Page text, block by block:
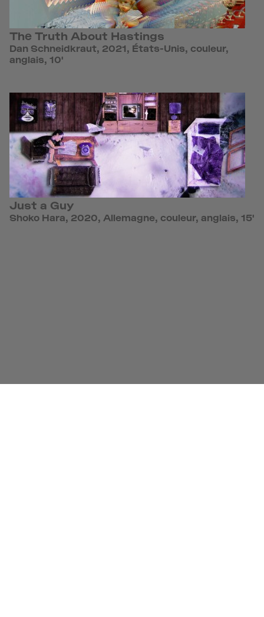
The Truth About Hastings
Dan Schneidkraut, 2021, États-Unis, couleur,
anglais, 10'
Just a Guy
Shoko Hara, 2020, Allemagne, couleur, anglais, 15'